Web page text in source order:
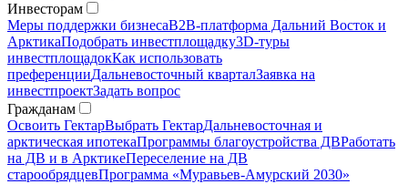
Инвесторам
Меры поддержки бизнесаB2B-платформа Дальний Восток и
АрктикаПодобрать инвестплощадку3D-туры
инвестплощадокКак использовать
преференцииДальневосточный кварталЗаявка на
инвестпроектЗадать вопрос
Гражданам
Освоить ГектарВыбрать ГектарДальневосточная и
арктическая ипотекаПрограммы благоустройства ДВРаботать
на ДВ и в АрктикеПереселение на ДВ
старообрядцевПрограмма «Муравьев-Амурский 2030»